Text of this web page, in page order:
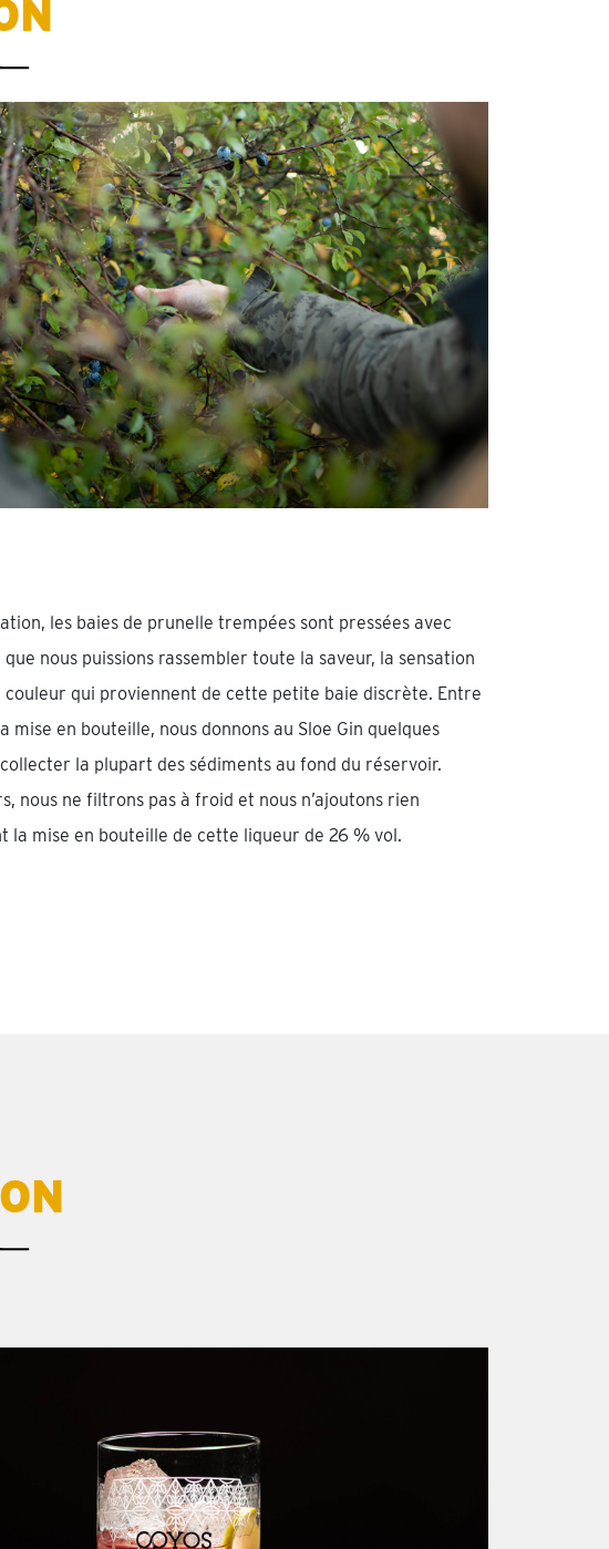
les baies de prunelle trempées sont pressées avec
nous puissions rassembler toute la saveur, la sensation
couleur qui proviennent de cette petite baie discrète. Entre
mise en bouteille, nous donnons au Sloe Gin quelques
la plupart des sédiments au fond du réservoir.
nous ne filtrons pas à froid et nous n’ajoutons rien
la mise en bouteille de cette liqueur de 26 % vol.